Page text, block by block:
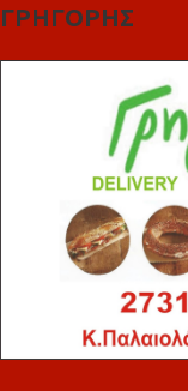
ΓΡΗΓΟΡΗΣ